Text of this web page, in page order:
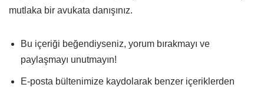
mutlaka bir avukata danışınız.
Bu içeriği beğendiyseniz, yorum bırakmayı ve
paylaşmayı unutmayın!
E-posta bültenimize kaydolarak benzer içeriklerden